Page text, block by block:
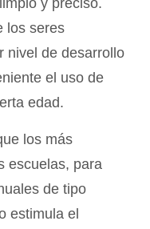
los seres
nivel de desarrollo
el uso de
edad.
los más
escuelas, para
de tipo
estimula el